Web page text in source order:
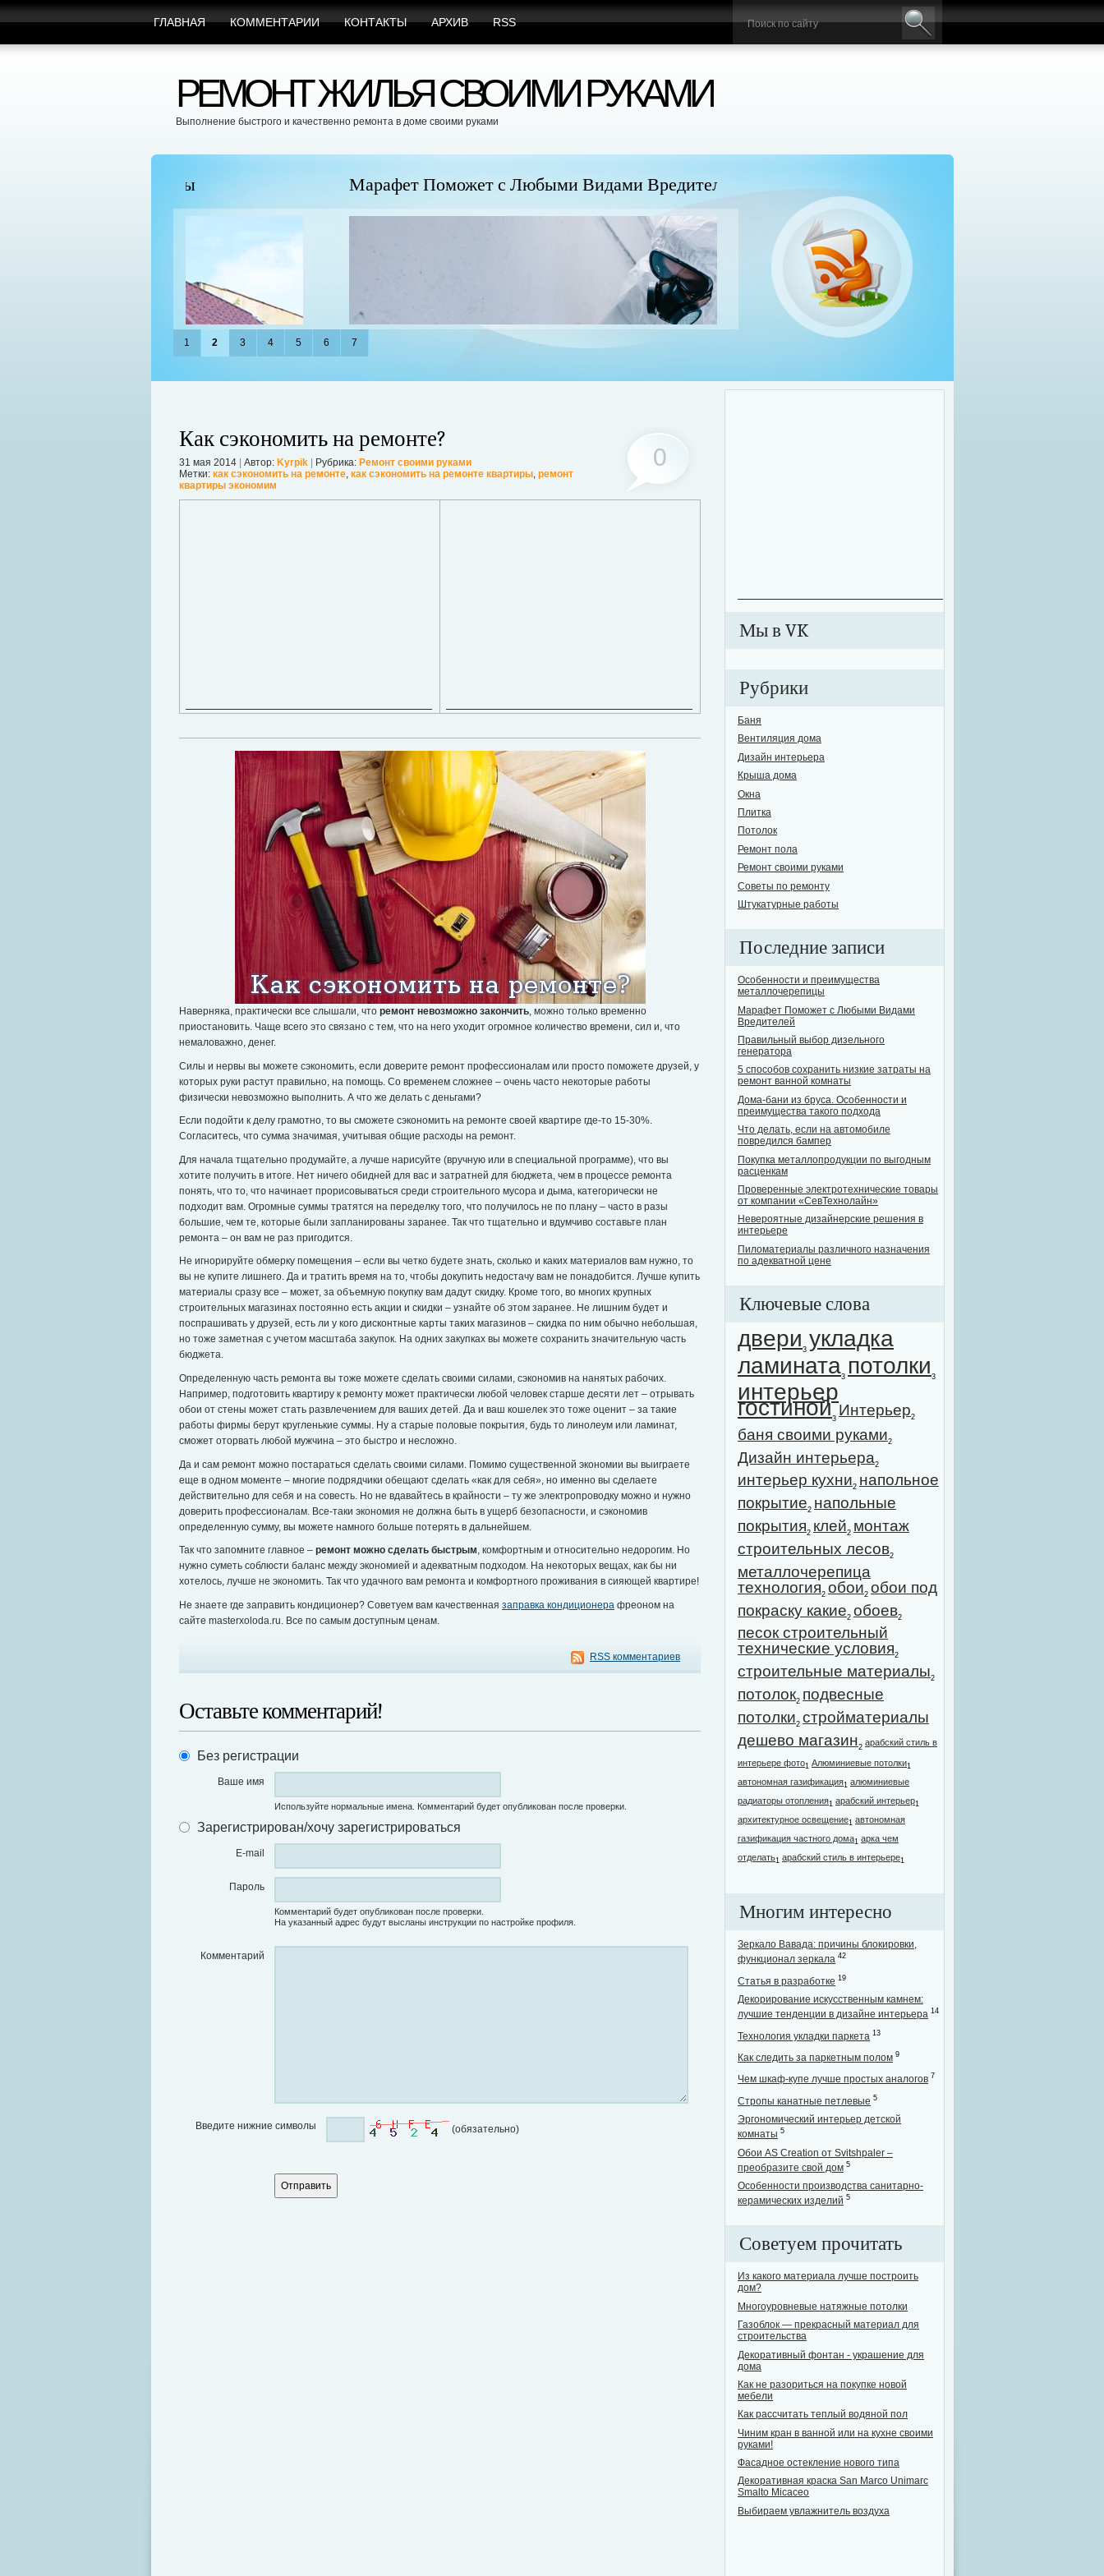
ГЛАВНАЯ КОММЕНТАРИИ КОНТАКТЫ АРХИВ RSS
РЕМОНТ ЖИЛЬЯ СВОИМИ РУКАМИ
Выполнение быстрого и качественно ремонта в доме своими руками
Марафет Поможет с Любыми Видами Вредителей
1 2 3 4 5 6 7
Как сэкономить на ремонте?
31 мая 2014 Автор: Kyrpik Рубрика: Ремонт своими руками
Метки: как сэкономить на ремонте, как сэкономить на ремонте квартиры, ремонт
квартиры экономим
0
Наверняка, практически все слышали, что ремонт невозможно закончить, можно только временно
приостановить. Чаще всего это связано с тем, что на него уходит огромное количество времени, сил и, что
немаловажно, денег.
Силы и нервы вы можете сэкономить, если доверите ремонт профессионалам или просто поможете друзей, у
которых руки растут правильно, на помощь. Со временем сложнее – очень часто некоторые работы
физически невозможно выполнить. А что же делать с деньгами?
Если подойти к делу грамотно, то вы сможете сэкономить на ремонте своей квартире где-то 15-30%.
Согласитесь, что сумма значимая, учитывая общие расходы на ремонт.
Для начала тщательно продумайте, а лучше нарисуйте (вручную или в специальной программе), что вы
хотите получить в итоге. Нет ничего обидней для вас и затратней для бюджета, чем в процессе ремонта
понять, что то, что начинает прорисовываться среди строительного мусора и дыма, категорически не
подходит вам. Огромные суммы тратятся на переделку того, что получилось не по плану – часто в разы
большие, чем те, которые были запланированы заранее. Так что тщательно и вдумчиво составьте план
ремонта – он вам не раз пригодится.
Не игнорируйте обмерку помещения – если вы четко будете знать, сколько и каких материалов вам нужно, то
вы не купите лишнего. Да и тратить время на то, чтобы докупить недостачу вам не понадобится. Лучше купить
материалы сразу все – может, за объемную покупку вам дадут скидку. Кроме того, во многих крупных
строительных магазинах постоянно есть акции и скидки – узнайте об этом заранее. Не лишним будет и
поспрашивать у друзей, есть ли у кого дисконтные карты таких магазинов – скидка по ним обычно небольшая,
но тоже заметная с учетом масштаба закупок. На одних закупках вы можете сохранить значительную часть
бюджета.
Определенную часть ремонта вы тоже можете сделать своими силами, сэкономив на нанятых рабочих.
Например, подготовить квартиру к ремонту может практически любой человек старше десяти лет – отрывать
обои от стены может стать развлечением для ваших детей. Да и ваш кошелек это тоже оценит – за такие
работы фирмы берут кругленькие суммы. Ну а старые половые покрытия, будь то линолеум или ламинат,
сможет оторвать любой мужчина – это быстро и несложно.
Да и сам ремонт можно постараться сделать своими силами. Помимо существенной экономии вы выиграете
еще в одном моменте – многие подрядчики обещают сделать «как для себя», но именно вы сделаете
действительно для себя и на совесть. Но не вдавайтесь в крайности – ту же электропроводку можно и нужно
доверить профессионалам. Все-таки экономия не должна быть в ущерб безопасности, и сэкономив
определенную сумму, вы можете намного больше потерять в дальнейшем.
Так что запомните главное – ремонт можно сделать быстрым, комфортным и относительно недорогим. Но
нужно суметь соблюсти баланс между экономией и адекватным подходом. На некоторых вещах, как бы ни
хотелось, лучше не экономить. Так что удачного вам ремонта и комфортного проживания в сияющей квартире!
Не знаете где заправить кондиционер? Советуем вам качественная заправка кондиционера фреоном на
сайте masterxoloda.ru. Все по самым доступным ценам.
RSS комментариев
Оставьте комментарий!
Без регистрации
Ваше имя
Используйте нормальные имена. Комментарий будет опубликован после проверки.
Зарегистрирован/хочу зарегистрироваться
E-mail
Пароль
Комментарий будет опубликован после проверки.
На указанный адрес будут высланы инструкции по настройке профиля.
Комментарий
Введите нижние символы (обязательно)
Мы в VK
Рубрики
Баня
Вентиляция дома
Дизайн интерьера
Крыша дома
Окна
Плитка
Потолок
Ремонт пола
Ремонт своими руками
Советы по ремонту
Штукатурные работы
Последние записи
Особенности и преимущества
металлочерепицы
Марафет Поможет с Любыми Видами
Вредителей
Правильный выбор дизельного
генератора
5 способов сохранить низкие затраты на
ремонт ванной комнаты
Дома-бани из бруса. Особенности и
преимущества такого подхода
Что делать, если на автомобиле
повредился бампер
Покупка металлопродукции по выгодным
расценкам
Проверенные электротехнические товары
от компании «СевТехнолайн»
Невероятные дизайнерские решения в
интерьере
Пиломатериалы различного назначения
по адекватной цене
Ключевые слова
двери 3 укладка
ламината3 потолки 3
интерьер
гостиной3 Интерьер2
баня своими руками2
Дизайн интерьера2
интерьер кухни2 напольное
покрытие2 напольные
покрытия2 клей2 монтаж
строительных лесов2
металлочерепица
технология2 обои2 обои под
покраску какие2 обоев2
песок строительный
технические условия2
строительные материалы2
потолок2 подвесные
потолки2 стройматериалы
дешево магазин2 арабский стиль в
интерьере фото1 Алюминиевые потолки1
автономная газификация1 алюминиевые
радиаторы отопления1 арабский интерьер1
архитектурное освещение1 автономная
газификация частного дома1 арка чем
отделать1 арабский стиль в интерьере1
Многим интересно
Зеркало Вавада: причины блокировки,
функционал зеркала 42
Статья в разработке 19
Декорирование искусственным камнем:
лучшие тенденции в дизайне интерьера 14
Технология укладки паркета 13
Как следить за паркетным полом 9
Чем шкаф-купе лучше простых аналогов 7
Стропы канатные петлевые 5
Эргономический интерьер детской
комнаты 5
Обои AS Creation от Svitshpaler –
преобразите свой дом 5
Особенности производства санитарно-
керамических изделий 5
Советуем прочитать
Из какого материала лучше построить
дом?
Многоуровневые натяжные потолки
Газоблок — прекрасный материал для
строительства
Декоративный фонтан - украшение для
дома
Как не разориться на покупке новой
мебели
Как рассчитать теплый водяной пол
Чиним кран в ванной или на кухне своими
руками!
Фасадное остекление нового типа
Декоративная краска San Marco Unimarc
Smalto Micaceo
Выбираем увлажнитель воздуха